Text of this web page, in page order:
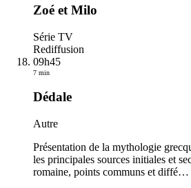
Zoé et Milo
Série TV
Rediffusion
09h45
7 min
Dédale
Autre
Présentation de la mythologie
les principales sources initiales et
romaine, points communs et diffé…